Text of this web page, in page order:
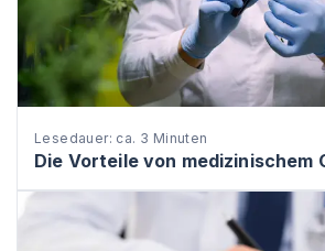
Lesedauer: ca. 3 Minuten
Die Vorteile von medizinischem